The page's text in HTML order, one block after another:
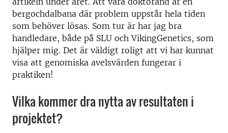
bergochdalbana där problem uppstår hela tiden
som behöver lösas. Som tur är har jag bra
handledare, både på SLU och VikingGenetics, som
hjälper mig. Det är väldigt roligt att vi har kunnat
visa att genomiska avelsvärden fungerar i
praktiken!
Vilka kommer dra nytta av resultaten i
projektet?